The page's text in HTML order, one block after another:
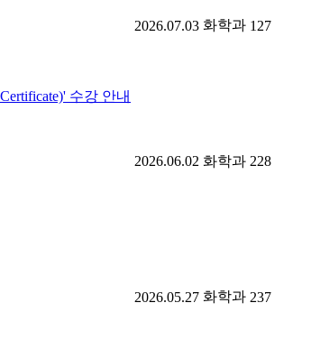
2026.07.03 화학과 127
수강 안내
2026.06.02 화학과 228
2026.05.27 화학과 237